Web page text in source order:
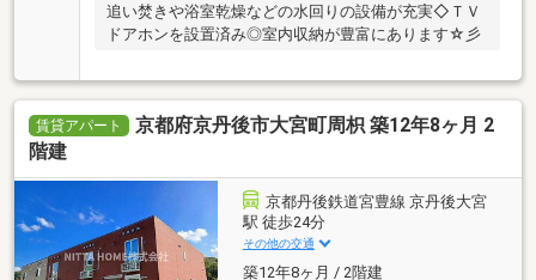
追い焚きや浴室乾燥などの水回りの設備が充実◇ＴＶ
ドアホンを設置済み◎室内収納が豊富にあります☆彡
賃貸アパート
京都府京丹後市大宮町周枳 築12年8ヶ月 2
階建
京都丹後鉄道宮豊線 京丹後大宮
駅 徒歩24分
その他の交通
築12年8ヶ月 / 2階建